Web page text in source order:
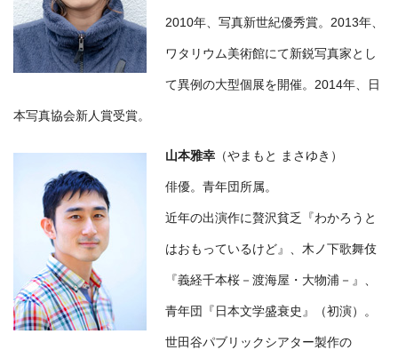
2010年、写真新世紀優秀賞。2013年、
ワタリウム美術館にて新鋭写真家とし
て異例の大型個展を開催。2014年、日
本写真協会新人賞受賞。
山本雅幸 （やまもと まさゆき）
俳優。青年団所属。
近年の出演作に贅沢貧乏『わかろうと
はおもっているけど』、木ノ下歌舞伎
『義経千本桜－渡海屋・大物浦－』、
青年団『日本文学盛衰史』（初演）。
世田谷パブリックシアター製作の